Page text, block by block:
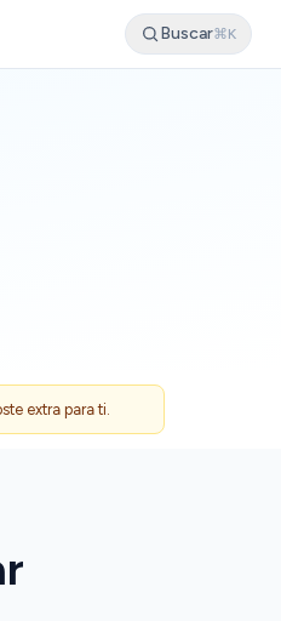
Buscar⌘K
extra para ti.